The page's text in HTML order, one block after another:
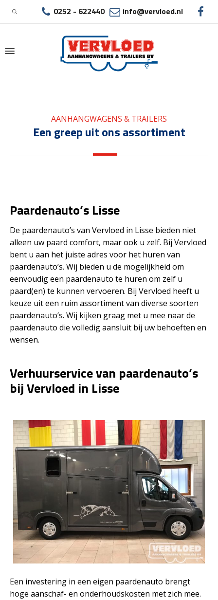
0252 - 622440 info@vervloed.nl
PAARDENAUTO’S LISSE
AANHANGWAGENS & TRAILERS
Een greep uit ons assortiment
Paardenauto’s Lisse
De paardenauto’s van Vervloed in Lisse bieden niet
alleen uw paard comfort, maar ook u zelf. Bij Vervloed
bent u aan het juiste adres voor het huren van
paardenauto’s. Wij bieden u de mogelijkheid om
eenvoudig een paardenauto te huren om zelf u
paard(en) te kunnen vervoeren. Bij Vervloed heeft u
keuze uit een ruim assortiment van diverse soorten
paardenauto’s. Wij kijken graag met u mee naar de
paardenauto die volledig aansluit bij uw behoeften en
wensen.
Verhuurservice van paardenauto’s
bij Vervloed in Lisse
Een investering in een eigen paardenauto brengt
hoge aanschaf- en onderhoudskosten met zich mee.